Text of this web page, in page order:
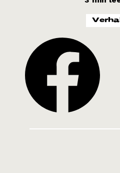
Kenia
Noord-